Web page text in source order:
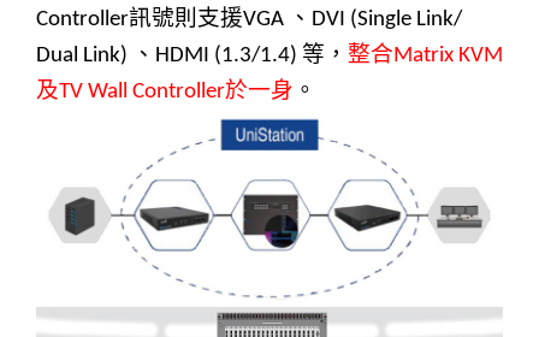
Controller訊號則支援VGA 、 DVI (Single Link/
Dual Link) 、 HDMI (1.3/1.4) 等， 整合Matrix KVM
及TV Wall Controller於一身 。